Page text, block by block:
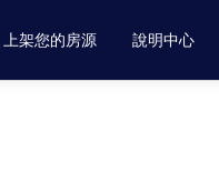
上架您的房源 說明中心